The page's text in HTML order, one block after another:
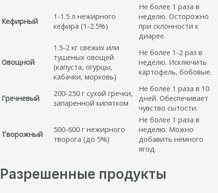
Кефирный
1-1.5 л нежирного
кефира (1-2.5%)
Не более 1 раза в
неделю. Осторожно
при склонности к
диарее.
Овощной
1.5-2 кг свежих или
тушеных овощей
(капуста, огурцы,
кабачки, морковь)
Не более 1-2 раз в
неделю. Исключить
картофель, бобовые.
Гречневый
200-250 г сухой гречки,
запаренной кипятком
Не более 1 раза в 10
дней. Обеспечивает
чувство сытости.
Творожный
500-600 г нежирного
творога (до 5%)
Не более 1 раза в
неделю. Можно
добавить немного
ягод.
Разрешенные продукты